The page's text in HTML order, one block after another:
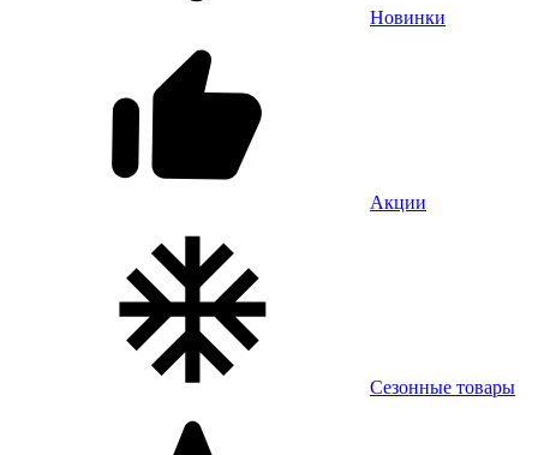
Новинки
Акции
Сезонные товары